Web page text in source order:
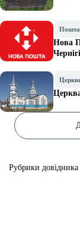
Пошта
Нова
Рубрики довідника